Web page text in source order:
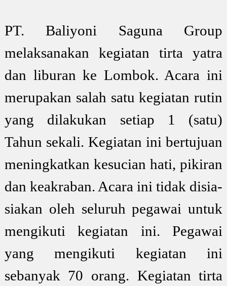
PT. Baliyoni Saguna Group
melaksanakan kegiatan tirta yatra
dan liburan ke Lombok. Acara ini
merupakan salah satu kegiatan rutin
yang dilakukan setiap 1 (satu)
Tahun sekali. Kegiatan ini bertujuan
meningkatkan kesucian hati, pikiran
dan keakraban. Acara ini tidak disia-
siakan oleh seluruh pegawai untuk
mengikuti kegiatan ini. Pegawai
yang mengikuti kegiatan ini
sebanyak 70 orang. Kegiatan tirta